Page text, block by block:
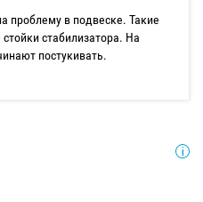
проблему в подвеске. Такие
стабилизатора. На
постукивать.